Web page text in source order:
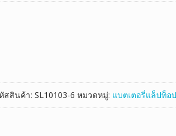
สสินค้า: SL10103-6 หมวดหมู่: แบตเตอรี่แล็ปท็อป